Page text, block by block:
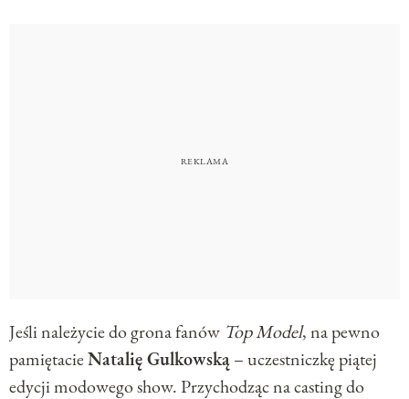
Jeśli należycie do grona fanów Top Model, na pewno
pamiętacieNatalię Gulkowską– uczestniczkę piątej
edycji modowego show. Przychodząc na casting do